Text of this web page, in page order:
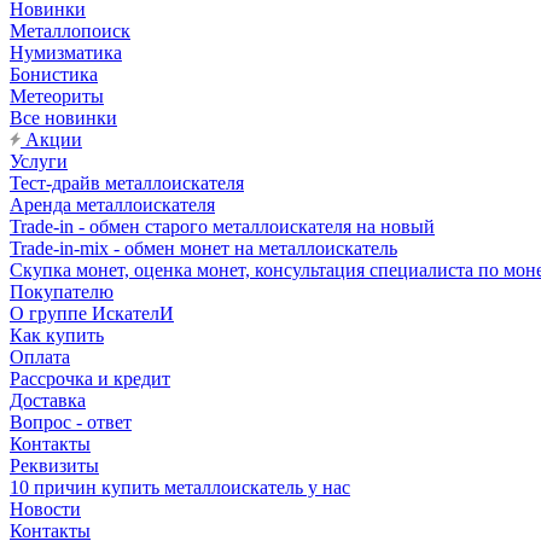
Новинки
Металлопоиск
Нумизматика
Бонистика
Метеориты
Все новинки
Акции
Услуги
Тест-драйв металлоискателя
Аренда металлоискателя
Trade-in - обмен старого металлоискателя на новый
Trade-in-mix - обмен монет на металлоискатель
Скупка монет, оценка монет, консультация специалиста по
Покупателю
О группе ИскателИ
Как купить
Оплата
Рассрочка и кредит
Доставка
Вопрос - ответ
Контакты
Реквизиты
10 причин купить металлоискатель у нас
Новости
Контакты